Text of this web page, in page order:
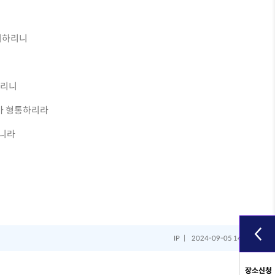
장소신청
리니
니
형통하리라
라
IP | 2024-09-05 14:48:52